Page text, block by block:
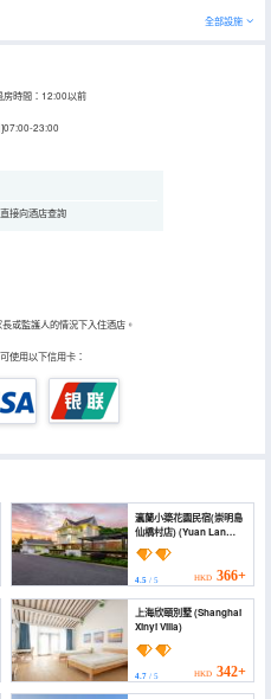
全部設施
時間：12:00以前
]07:00-23:00
接向酒店查詢
或監護人的情況下入住酒店。
使用以下信用卡：
瀛蘭小築花園民宿(崇明島
仙橋村店) (Yuan Lan
Xiaozhu Garden Hotel)
4.5/ 5 HKD 366+
上海欣頤別墅 (Shanghai
Xinyi Villa)
4.7/ 5 HKD 342+